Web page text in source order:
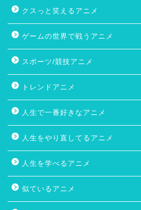
クスっと笑えるアニメ
ゲームの世界で戦うアニメ
スポーツ/競技アニメ
トレンドアニメ
人生で一番好きなアニメ
人生をやり直してるアニメ
人生を学べるアニメ
似ているアニメ